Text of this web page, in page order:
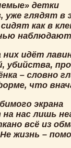
детки
уже глядят в
как в
них идёт
убийства,
– словно
что
экрана
нас лишь
всё из
жизнь –